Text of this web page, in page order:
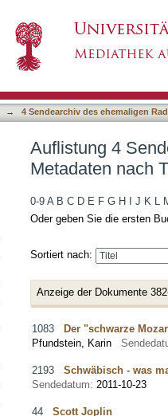
→
4 Sendearchiv des ehemaligen
Auflistung 4
Metadaten nach
0-9 A B C D E F G H J K L
Oder geben Sie die ersten
Sortiert nach:
Anzeige der Dokumente
1083 Der "schwarze
Pfundstein, Karin
2193 Schwäbisch - was
Sendedatum: 2011-10-23
44 Scott Joplin